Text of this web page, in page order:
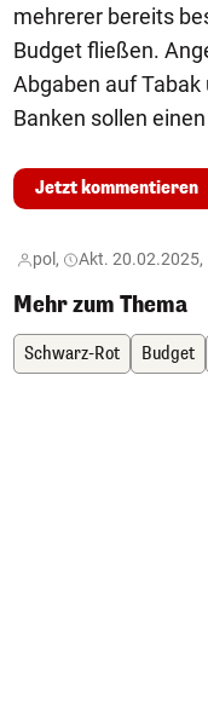
mehrerer bereits
Budget fließen.
Abgaben auf Tabak
Banken sollen
Jetzt kommentieren
pol, Akt. 20.02.2025,
Mehr zum Thema
Schwarz-Rot Budget